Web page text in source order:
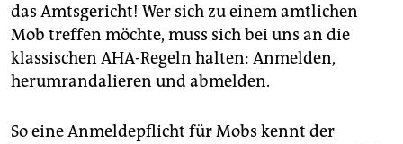
das Amtsgericht! Wer sich zu einem amtlichen
Mob treffen möchte, muss sich bei uns an die
klassischen AHA-Regeln halten: Anmelden,
herumrandalieren und abmelden.
So eine Anmeldepflicht für Mobs kennt der